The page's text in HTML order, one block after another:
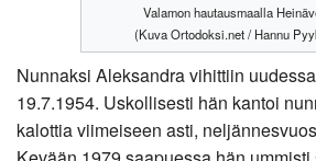
Valamon hautausmaalla
(Kuva Ortodoksi.net / Hannu
Nunnaksi Aleksandra vihittiin
19.7.1954. Uskollisesti hän kantoi
kalottia viimeiseen asti,